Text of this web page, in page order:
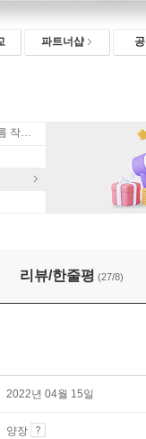
파트너샵
뮤지컬 〈휴남동 서점〉X 황보름 작가 북토크
리뷰/한줄평 (27/8)
2022년 04월 15일
양장